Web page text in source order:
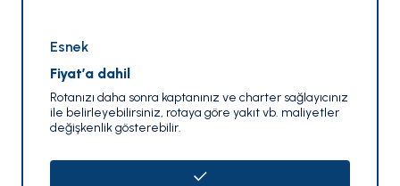
Esnek
Fiyat’a dahil
Rotanızı daha sonra kaptanınız ve charter sağlayıcınız
ile belirleyebilirsiniz, rotaya göre yakıt vb. maliyetler
değişkenlik gösterebilir.